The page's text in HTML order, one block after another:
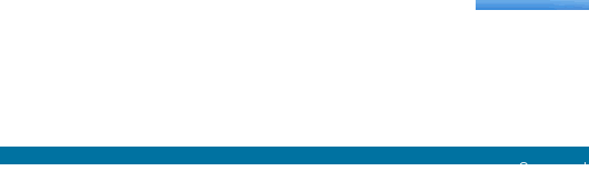
О проекте